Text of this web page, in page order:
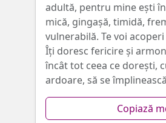
adultă, pentru mine eşti
mică, gingaşă, timidă,
vulnerabilă. Te voi
Îţi doresc fericire și
încât tot ceea ce doreşti,
ardoare, să se
Copiază